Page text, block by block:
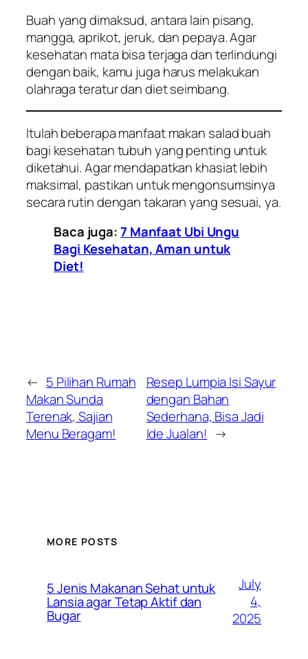
Buah yang dimaksud, antara lain pisang,
mangga, aprikot, jeruk, dan pepaya. Agar
kesehatan mata bisa terjaga dan terlindungi
dengan baik, kamu juga harus melakukan
olahraga teratur dan diet seimbang.
Itulah beberapa manfaat makan salad buah
bagi kesehatan tubuh yang penting untuk
diketahui. Agar mendapatkan khasiat lebih
maksimal, pastikan untuk mengonsumsinya
secara rutin dengan takaran yang sesuai, ya.
Baca juga:7 Manfaat Ubi Ungu
Bagi Kesehatan, Aman untuk
Diet!
← 5 Pilihan Rumah
Makan Sunda
Terenak, Sajian
Menu Beragam!
Resep Lumpia Isi Sayur
dengan Bahan
Sederhana, Bisa Jadi
Ide Jualan! →
MORE POSTS
5 Jenis Makanan Sehat untuk
Lansia agar Tetap Aktif dan
Bugar
July
4,
2025